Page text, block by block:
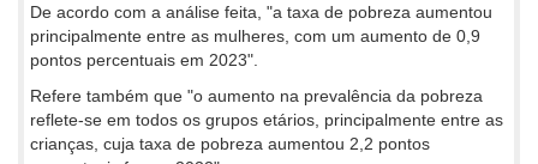
De acordo com a análise feita, "a taxa de pobreza aumentou
principalmente entre as mulheres, com um aumento de 0,9
pontos percentuais em 2023".
Refere também que "o aumento na prevalência da pobreza
reflete-se em todos os grupos etários, principalmente entre as
crianças, cuja taxa de pobreza aumentou 2,2 pontos